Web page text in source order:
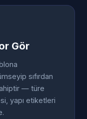
Gör
sıfırdan
— türe
yapı etiketleri